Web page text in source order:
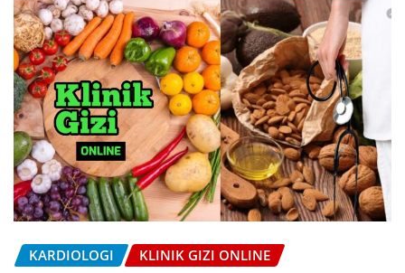
KARDIOLOGI KLINIK GIZI ONLINE